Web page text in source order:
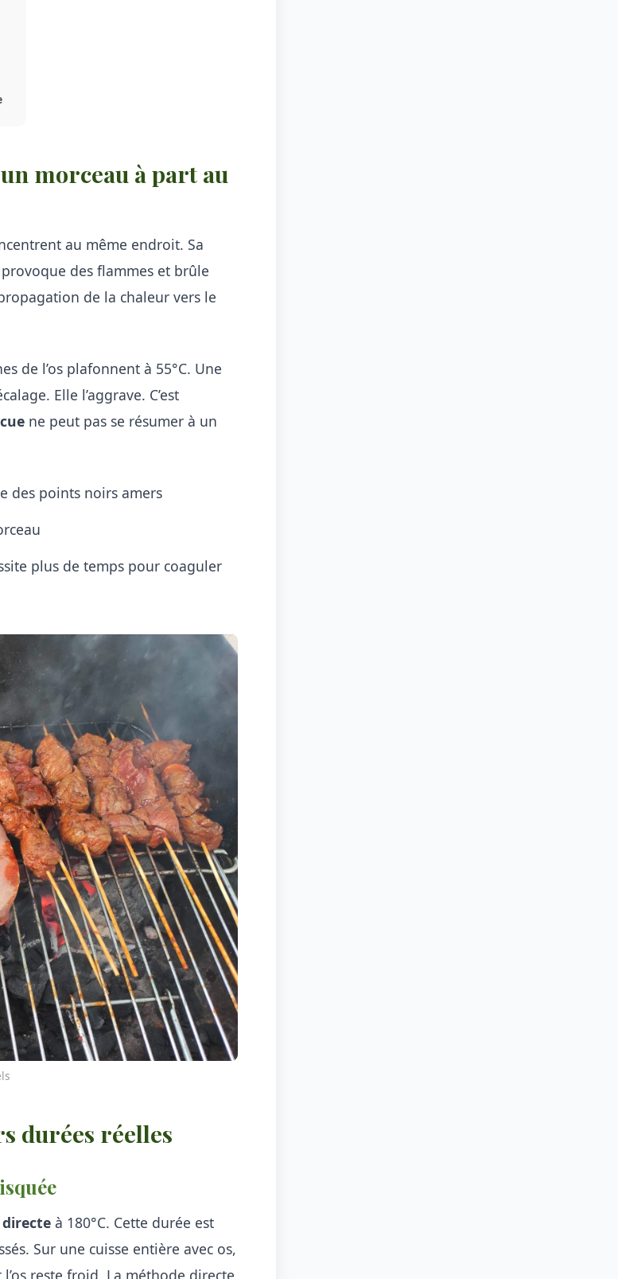
morceau à part au
au même endroit. Sa
des flammes et brûle
de la chaleur vers le
de l’os plafonnent à 55°C. Une
Elle l’aggrave. C’est
ne peut pas se résumer à un
des points noirs amers
plus de temps pour coaguler
durées réelles
à 180°C. Cette durée est
Sur une cuisse entière avec os,
reste froid. La méthode directe